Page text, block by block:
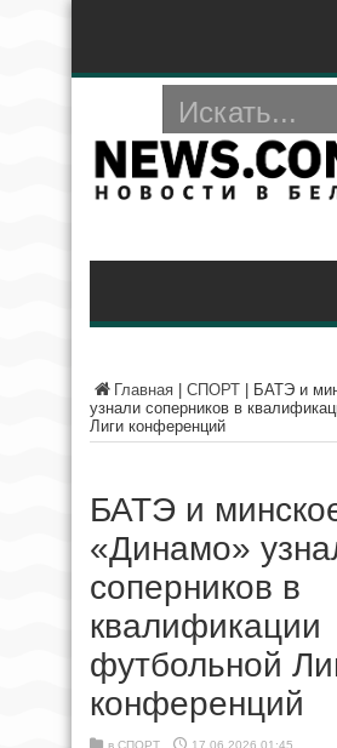
Главная СПОРТ
БАТЭ и
узнали соперников в
Лиги конференций
БАТЭ и
«Динамо»
соперников в
квалификации
футбольной
конференций
в СПОРТ 17.06.2026 01:45